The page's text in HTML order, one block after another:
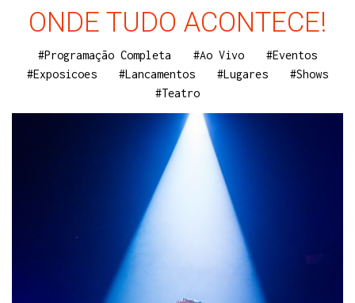
ONDE TUDO ACONTECE!
#Programação Completa #Ao Vivo
#Eventos
#Exposicoes
#Lancamentos #Lugares
#Shows
#Teatro